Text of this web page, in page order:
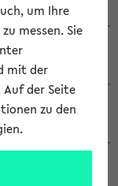
/ B.A.
/ B.A.
/ Ba
um Ihre
messen. Sie
mit der
der Seite
zu den